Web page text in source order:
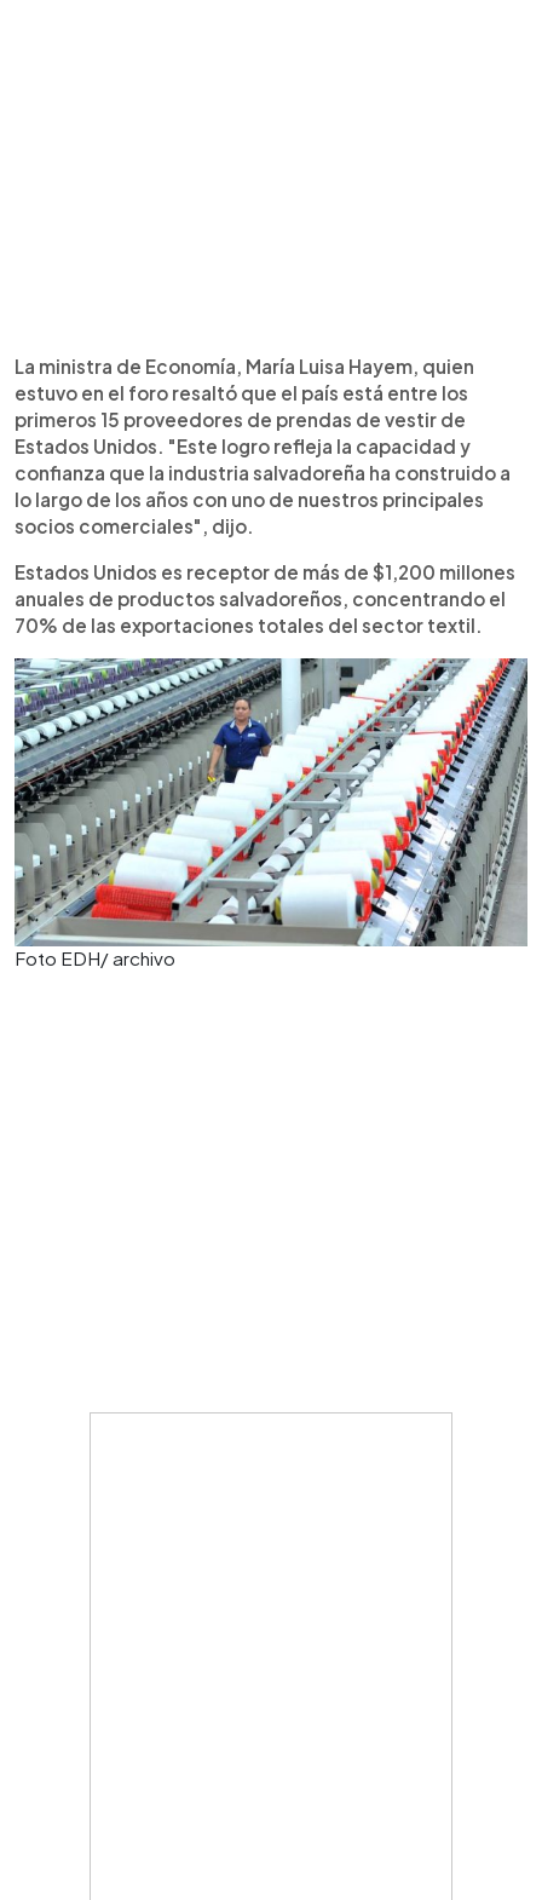
La ministra de Economía, María Luisa Hayem, quien
estuvo en el foro resaltó que el país está entre los
primeros 15 proveedores de prendas de vestir de
Estados Unidos. "Este logro refleja la capacidad y
confianza que la industria salvadoreña ha construido a
lo largo de los años con uno de nuestros principales
socios comerciales", dijo.
Estados Unidos es receptor de más de $1,200 millones
anuales de productos salvadoreños, concentrando el
70% de las exportaciones totales del sector textil.
Foto EDH/ archivo